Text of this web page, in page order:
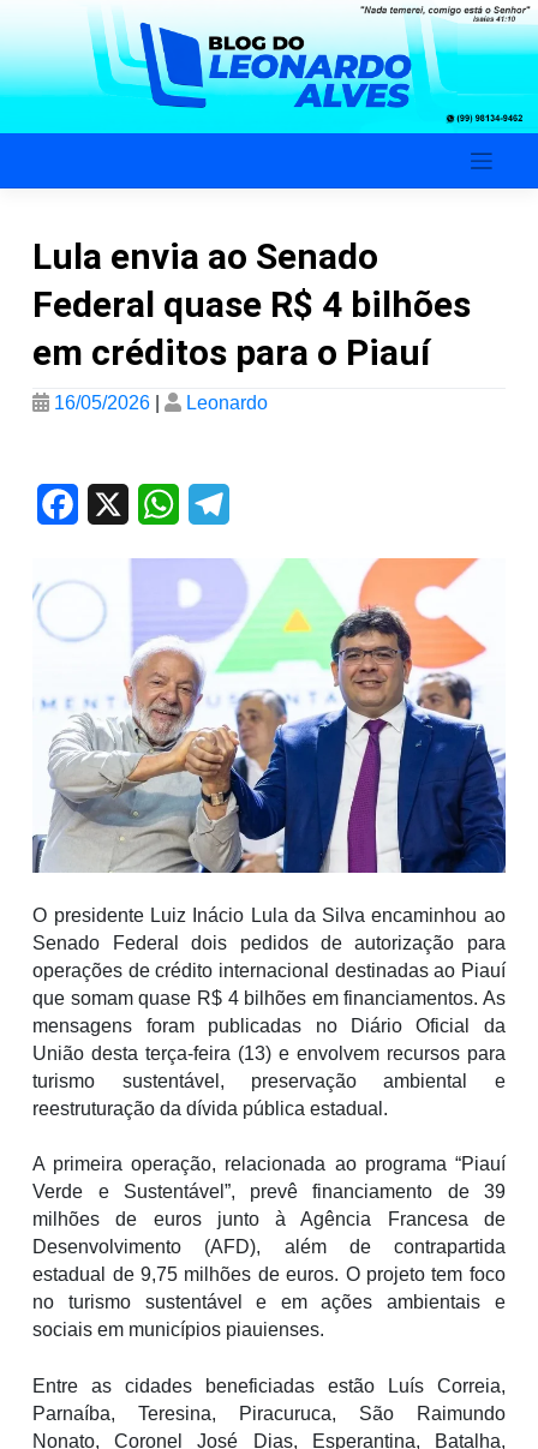
content
Lula envia ao Senado
Federal quase R$ 4 bilhões
em créditos para o Piauí
16/05/2026 | Leonardo
Facebook WhatsApp
O presidente Luiz Inácio Lula da Silva encaminhou ao
Senado Federal dois pedidos de autorização para
operações de crédito internacional destinadas ao Piauí
que somam quase R$ 4 bilhões em financiamentos. As
mensagens foram publicadas no Diário Oficial da
União desta terça-feira (13) e envolvem recursos para
turismo sustentável, preservação ambiental e
reestruturação da dívida pública estadual.
A primeira operação, relacionada ao programa “Piauí
Verde e Sustentável”, prevê financiamento de 39
milhões de euros junto à Agência Francesa de
Desenvolvimento (AFD), além de contrapartida
estadual de 9,75 milhões de euros. O projeto tem foco
no turismo sustentável e em ações ambientais e
sociais em municípios piauienses.
Entre as cidades beneficiadas estão Luís Correia,
Parnaíba, Teresina, Piracuruca, São Raimundo
Nonato, Coronel José Dias, Esperantina, Batalha,